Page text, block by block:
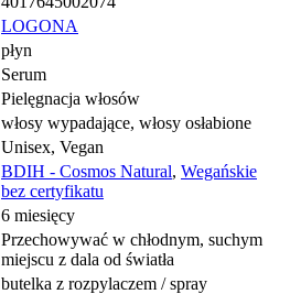
LOGONA
płyn
Serum
Pielęgnacja włosów
włosy wypadające, włosy osłabione
Unisex, Vegan
BDIH - Cosmos Natural, Wegańskie
bez certyfikatu
6 miesięcy
Przechowywać w chłodnym, suchym
miejscu z dala od światła
butelka z rozpylaczem / spray